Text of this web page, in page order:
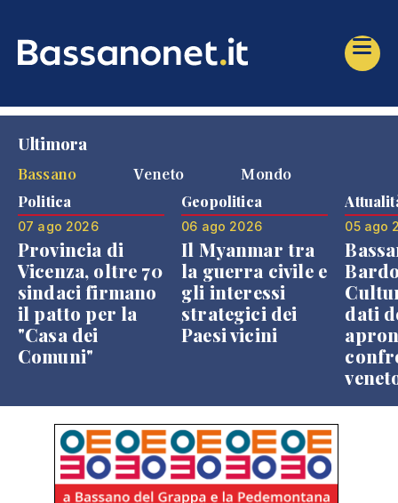
Ultimora
Bassano
Veneto Mondo
Politica
07 ago 2026
Provincia di
Vicenza, oltre 70
sindaci firmano
il patto per la
"Casa dei
Comuni"
Geopolitica
06 ago 2026
Il Myanmar tra
la guerra civile e
gli interessi
strategici dei
Paesi vicini
05 ago
dati